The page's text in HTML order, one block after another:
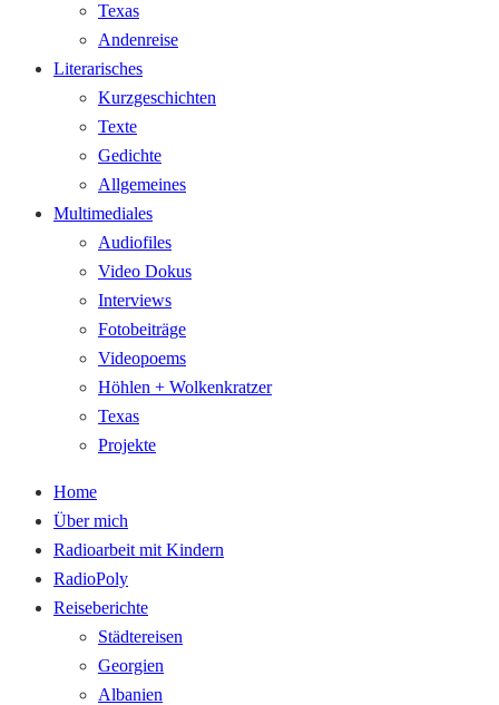
Texas
Andenreise
Literarisches
Kurzgeschichten
Texte
Gedichte
Allgemeines
Multimediales
Audiofiles
Video Dokus
Interviews
Fotobeiträge
Videopoems
Höhlen + Wolkenkratzer
Texas
Projekte
Home
Über mich
Radioarbeit mit Kindern
RadioPoly
Reiseberichte
Städtereisen
Georgien
Albanien